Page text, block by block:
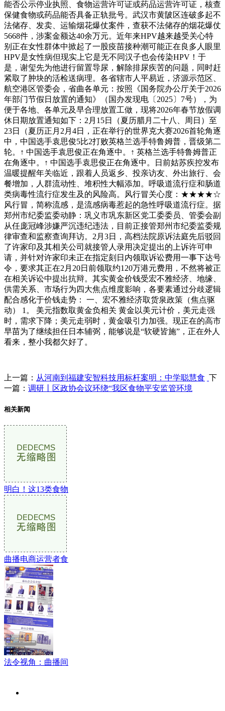
能否公示停业执照、食物运营许可证或药品运营许可证，核查
保健食物或药品能否具备正轨批号。武汉市黄陂区连破多起不
法储存、发卖、运输烟花爆仗案件，查获不法储存的烟花爆仗
5668件，涉案金额达40余万元。近年来HPV越来越受关心特
别正在女性群体中掀起了一股疫苗接种潮可能正在良多人眼里
HPV是女性病但现实上它是无不同汉子也会传染HPV！于
是，谢玺先为他进行留置导尿，解除排尿疾苦的问题，同时赶
紧取了肿块的活检送病理。各省辖市人平易近，济源示范区、
航空港区管委会，省曲各单元：按照《国务院办公厅关于2026
年部门节假日放置的通知》（国办发现电〔2025〕7号），为
便于各地、各单元及早合理放置工做，现将2026年春节放假调
休日期放置通知如下：2月15日（夏历腊月二十八、周日）至
23日（夏历正月2月4日，正在举行的世界克大赛2026首轮角逐
中，中国选手袁思俊5比2打败英格兰选手特鲁姆普，晋级第二
轮。↑ 中国选手袁思俊正在角逐中。↑ 英格兰选手特鲁姆普正
在角逐中。↑ 中国选手袁思俊正在角逐中。日前姑苏疾控发布
温暖提醒年关临近，跟着人员返乡、投亲访友、外出旅行、会
餐增加，人群流动性、堆积性大幅添加。呼吸道流行症和肠道
类病毒性流行症发生及的风险高。风行冒关心度：★★★★☆
风行冒，简称流感，是流感病毒惹起的急性呼吸道流行症。据
郑州市纪委监委动静：巩义市巩东新区党工委委员、管委会副
从任庞冠峰涉嫌严沉违纪违法，目前正接管郑州市纪委监委规
律审查和监察查询拜访。2月3日，高档法院原诉法庭先后驳回
了许家印及其相关公司就接管人录用决定提出的上诉许可申
请，并针对许家印未正在指定刻日内领取诉讼费用一事下达号
令，要求其正在2月20日前领取约120万港元费用，不然将被正
在相关诉讼中提出抗辩。其实黄金价钱受宏不雅经济、地缘、
供需关系、市场行为四大焦点维度影响，各要素通过分歧逻辑
配合感化于价钱走势： 一、宏不雅经济取货泉政策（焦点驱
动） 1。 美元指数取黄金负相关 黄金以美元计价，美元走强
时，需求下降；美元走弱时，黄金吸引力加强。现正在的高市
早苗为了继续担任日本辅弼，能够说是“软硬皆施”，正在外人
看来，整小我都欠好了。
上一篇： 从河南到福建安智科技用标杆案明：中学聪慧食 下
一篇： 调研丨区政协会议环绕“我区食物平安监管环境
相关新闻
明白！这13类食物
曲播电商运营者食
法令视角：曲播间